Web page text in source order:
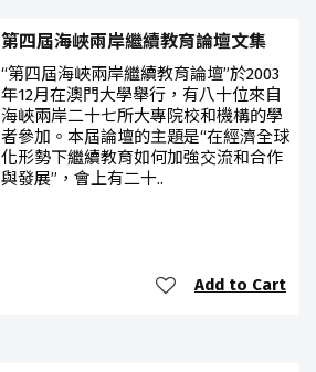
第四屆海峽兩岸繼續教育論壇文集
“第四屆海峽兩岸繼續教育論壇”於2003
年12月在澳門大學舉行，有八十位來自
海峽兩岸二十七所大專院校和機構的學
者參加。本屆論壇的主題是“在經濟全球
化形勢下繼續教育如何加強交流和合作
與發展”，會上有二十..
Add to Cart